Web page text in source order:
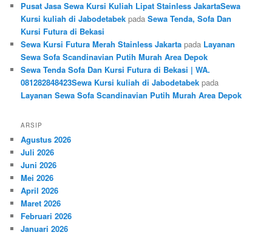
Pusat Jasa Sewa Kursi Kuliah Lipat Stainless JakartaSewa
Kursi kuliah di Jabodetabek padaSewa Tenda, Sofa Dan
Kursi Futura di Bekasi
Sewa Kursi Futura Merah Stainless Jakarta pada Layanan
Sewa Sofa Scandinavian Putih Murah Area Depok
Sewa Tenda Sofa Dan Kursi Futura di Bekasi | WA.
081282848423Sewa Kursi kuliah di Jabodetabek pada
Layanan Sewa Sofa Scandinavian Putih Murah Area Depok
ARSIP
Agustus 2026
Juli 2026
Juni 2026
Mei 2026
April 2026
Maret 2026
Februari 2026
Januari 2026